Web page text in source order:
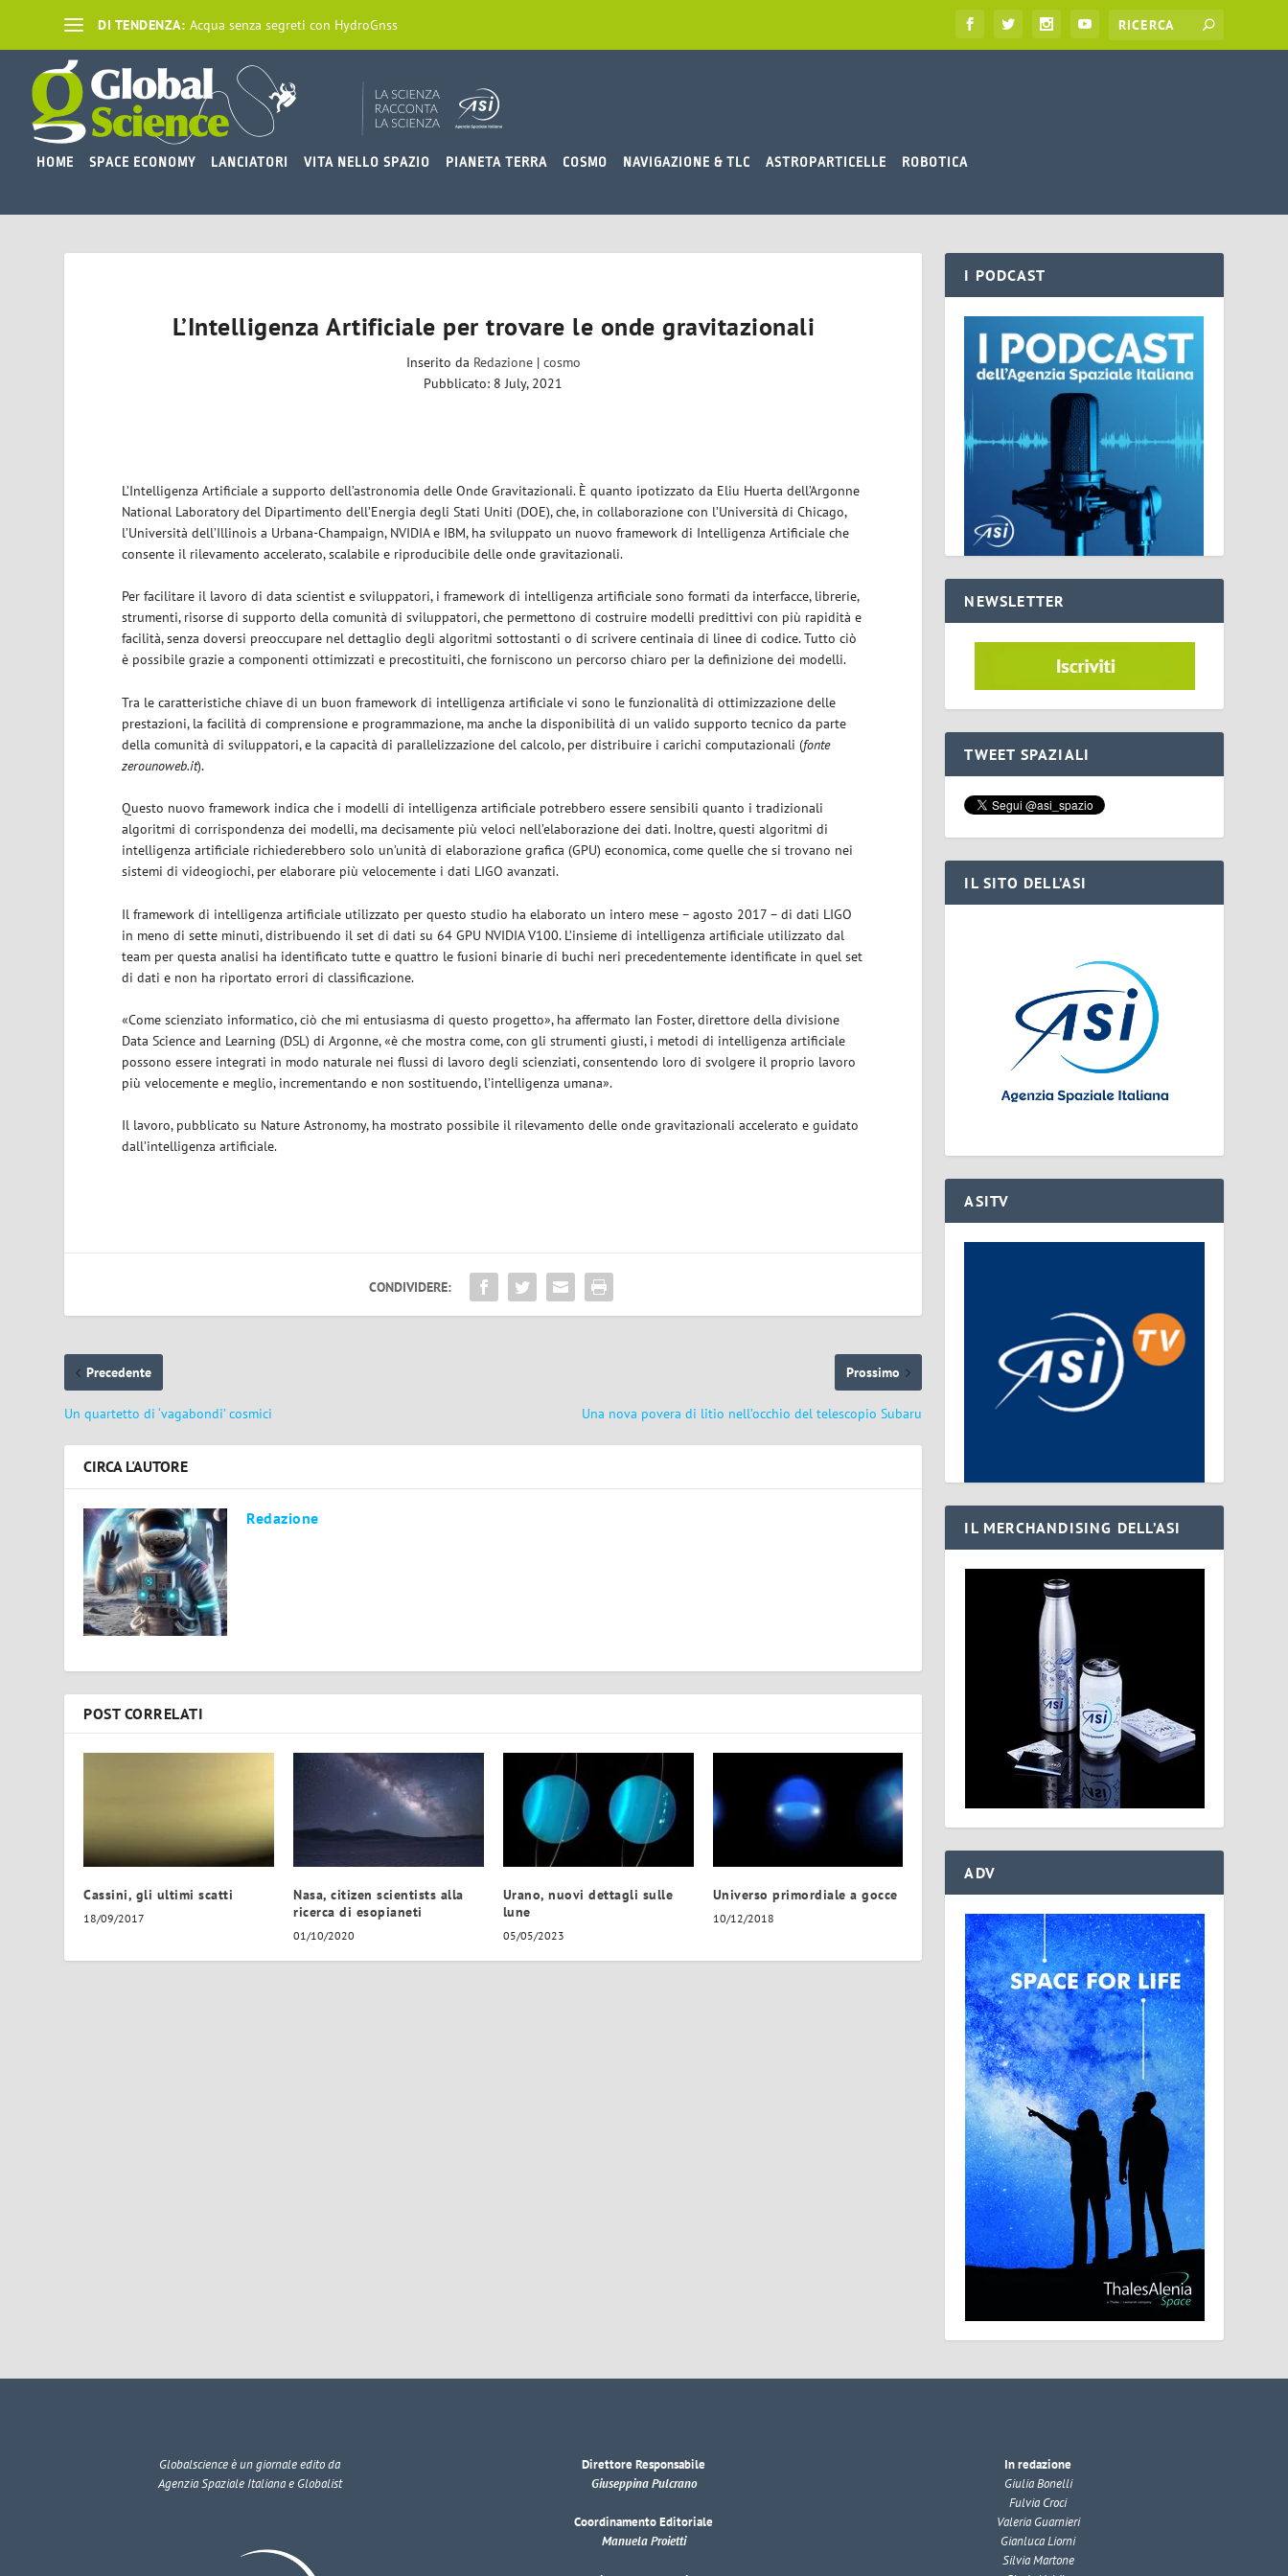
DI TENDENZA: Acqua senza segreti con HydroGnss
HOME SPACE ECONOMY LANCIATORI VITA NELLO SPAZIO PIANETA TERRA COSMO NAVIGAZIONE & TLC ASTROPARTICELLE ROBOTICA
L’Intelligenza Artificiale per trovare le onde gravitazionali
Inserito da Redazione| cosmo
Pubblicato: 8 July, 2021
L’Intelligenza Artificiale a supporto dell’astronomia delle Onde Gravitazionali. È quanto ipotizzato da Eliu Huerta dell’Argonne
National Laboratory del Dipartimento dell’Energia degli Stati Uniti (DOE), che, in collaborazione con l’Università di Chicago,
l’Università dell’Illinois a Urbana-Champaign, NVIDIA e IBM, ha sviluppato un nuovo framework di Intelligenza Artificiale che
consente il rilevamento accelerato, scalabile e riproducibile delle onde gravitazionali.
Per facilitare il lavoro di data scientist e sviluppatori, i framework di intelligenza artificiale sono formati da interfacce, librerie,
strumenti, risorse di supporto della comunità di sviluppatori, che permettono di costruire modelli predittivi con più rapidità e
facilità, senza doversi preoccupare nel dettaglio degli algoritmi sottostanti o di scrivere centinaia di linee di codice. Tutto ciò
è possibile grazie a componenti ottimizzati e precostituiti, che forniscono un percorso chiaro per la definizione dei modelli.
Tra le caratteristiche chiave di un buon framework di intelligenza artificiale vi sono le funzionalità di ottimizzazione delle
prestazioni, la facilità di comprensione e programmazione, ma anche la disponibilità di un valido supporto tecnico da parte
della comunità di sviluppatori, e la capacità di parallelizzazione del calcolo, per distribuire i carichi computazionali (fonte
zerounoweb.it).
Questo nuovo framework indica che i modelli di intelligenza artificiale potrebbero essere sensibili quanto i tradizionali
algoritmi di corrispondenza dei modelli, ma decisamente più veloci nell’elaborazione dei dati. Inoltre, questi algoritmi di
intelligenza artificiale richiederebbero solo un’unità di elaborazione grafica (GPU) economica, come quelle che si trovano nei
sistemi di videogiochi, per elaborare più velocemente i dati LIGO avanzati.
Il framework di intelligenza artificiale utilizzato per questo studio ha elaborato un intero mese – agosto 2017 – di dati LIGO
in meno di sette minuti, distribuendo il set di dati su 64 GPU NVIDIA V100. L’insieme di intelligenza artificiale utilizzato dal
team per questa analisi ha identificato tutte e quattro le fusioni binarie di buchi neri precedentemente identificate in quel set
di dati e non ha riportato errori di classificazione.
«Come scienziato informatico, ciò che mi entusiasma di questo progetto», ha affermato Ian Foster, direttore della divisione
Data Science and Learning (DSL) di Argonne, «è che mostra come, con gli strumenti giusti, i metodi di intelligenza artificiale
possono essere integrati in modo naturale nei flussi di lavoro degli scienziati, consentendo loro di svolgere il proprio lavoro
più velocemente e meglio, incrementando e non sostituendo, l’intelligenza umana».
Il lavoro, pubblicato su Nature Astronomy, ha mostrato possibile il rilevamento delle onde gravitazionali accelerato e guidato
dall’intelligenza artificiale.
CONDIVIDERE:
Precedente
Un quartetto di ‘vagabondi’ cosmici
Prossimo
Una nova povera di litio nell’occhio del telescopio Subaru
CIRCA L'AUTORE
Redazione
POST CORRELATI
Cassini, gli ultimi scatti
18/09/2017
Nasa, citizen scientists alla
ricerca di esopianeti
01/10/2020
Urano, nuovi dettagli sulle
lune
05/05/2023
Universo primordiale a gocce
10/12/2018
I PODCAST
NEWSLETTER
TWEET SPAZIALI
IL SITO DELL’ASI
ASITV
IL MERCHANDISING DELL’ASI
ADV
Globalscienceè un giornale edito da
Agenzia Spaziale Italiana e Globalist
Direttore Responsabile
Giuseppina Pulcrano
Coordinamento Editoriale
Manuela Proietti
In redazione
Giulia Bonelli
Fulvia Croci
Valeria Guarnieri
Gianluca Liorni
Silvia Martone